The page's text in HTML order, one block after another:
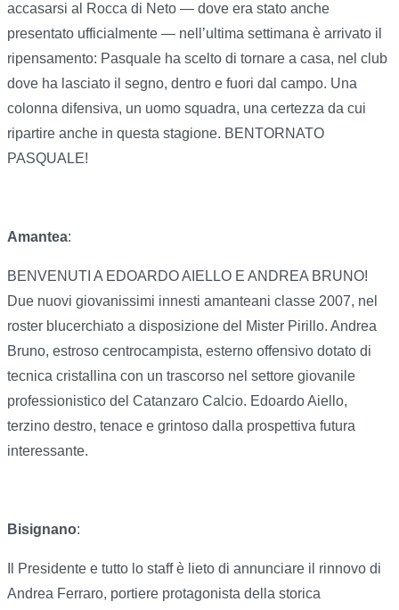
accasarsi al Rocca di Neto — dove era stato anche
presentato ufficialmente — nell’ultima settimana è arrivato il
ripensamento: Pasquale ha scelto di tornare a casa, nel club
dove ha lasciato il segno, dentro e fuori dal campo. Una
colonna difensiva, un uomo squadra, una certezza da cui
ripartire anche in questa stagione. BENTORNATO
PASQUALE!
Amantea:
BENVENUTI A EDOARDO AIELLO E ANDREA BRUNO!
Due nuovi giovanissimi innesti amanteani classe 2007, nel
roster blucerchiato a disposizione del Mister Pirillo. Andrea
Bruno, estroso centrocampista, esterno offensivo dotato di
tecnica cristallina con un trascorso nel settore giovanile
professionistico del Catanzaro Calcio. Edoardo Aiello,
terzino destro, tenace e grintoso dalla prospettiva futura
interessante.
Bisignano:
Il Presidente e tutto lo staff è lieto di annunciare il rinnovo di
Andrea Ferraro, portiere protagonista della storica